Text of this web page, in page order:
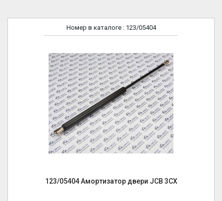
Номер в каталоге : 123/05404
123/05404 Амортизатор двери JCB 3CX